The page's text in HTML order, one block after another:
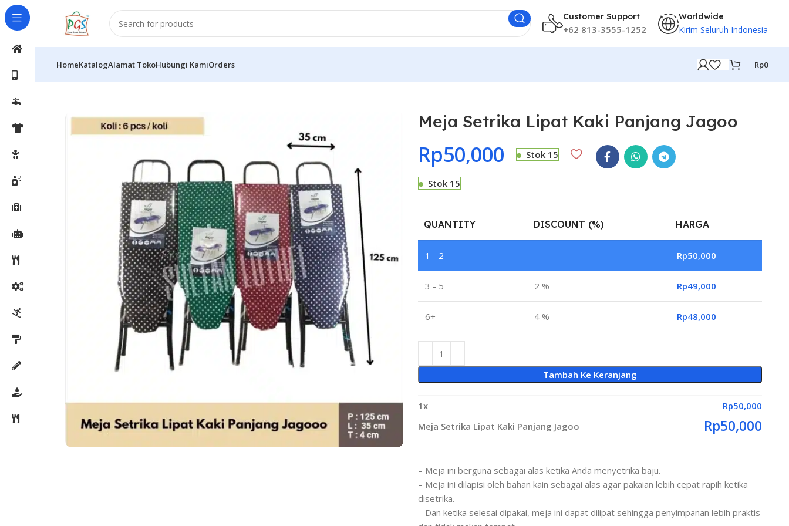
Customer Support
+62 813-3555-1252
Worldwide
Kirim Seluruh Indonesia
HomeKatalogAlamat TokoHubungi KamiOrders Rp0
Meja Setrika Lipat Kaki Panjang Jagoo
Rp50,000 Stok 15
Stok 15
QUANTITY DISCOUNT (%) HARGA
1 - 2 — Rp50,000
3 - 5 2 % Rp49,000
6+ 4 % Rp48,000
Tambah Ke Keranjang
1x Rp50,000
Meja Setrika Lipat Kaki Panjang Jagoo
Rp50,000
– Meja ini berguna sebagai alas ketika Anda menyetrika baju.
– Meja ini dilapisi oleh bahan kain sebagai alas agar pakaian lebih cepat rapih ketika
disetrika.
– Dan ketika selesai dipakai, meja ini dapat dilipat sehingga penyimpanan lebih praktis